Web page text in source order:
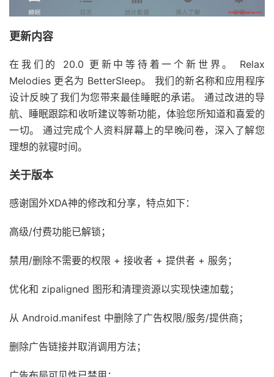
更新内容
在我们的 20.0 更新中等待着一个新世界。 Relax
Melodies 更名为 BetterSleep。 我们的新名称和应用程序
设计反映了我们为您带来最佳睡眠的承诺。 通过改进的导
航、睡眠跟踪和收听建议等新功能，体验您所知道和喜爱的
一切。 通过完成个人资料屏幕上的早晚问卷，深入了解您
理想的就寝时间。
关于版本
感谢国外XDA神的修改和分享，特点如下：
高级/付费功能已解锁；
禁用/删除不需要的权限 + 接收者 + 提供者 + 服务；
优化和 zipaligned 图形和清理资源以实现快速加载；
从 Android.manifest 中删除了广告权限/服务/提供商；
删除广告链接并取消调用方法；